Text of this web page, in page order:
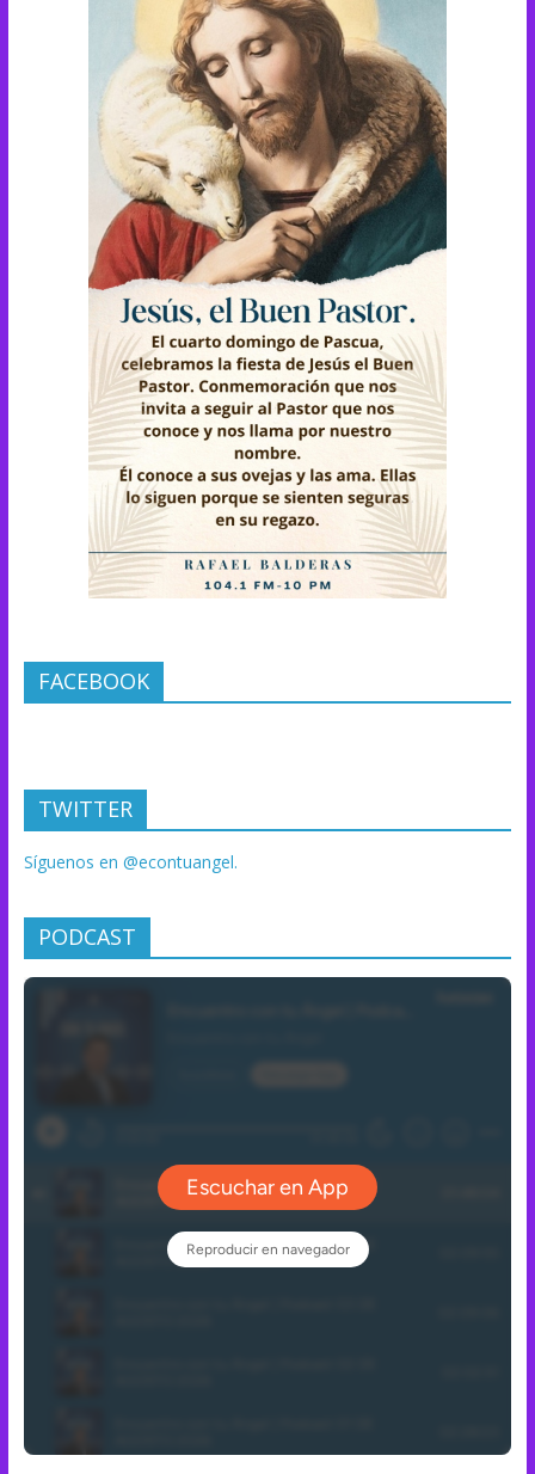
FACEBOOK
TWITTER
Síguenos en @econtuangel.
PODCAST